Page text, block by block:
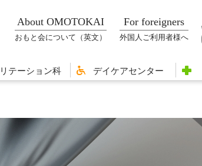
About OMOTOKAI
おもと会について（英文）
For foreigners
外国人ご利用者様へ
テーション科 デイケアセンター